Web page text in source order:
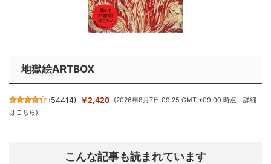
地獄絵ARTBOX
(54414) ￥2,420 (2026年8月7日 09:25 GMT +09:00 時点 -詳細
はこちら)
こんな記事も読まれています